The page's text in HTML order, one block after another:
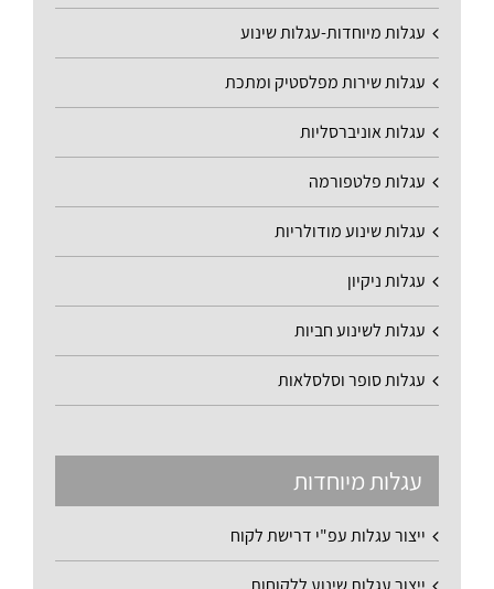
עגלות מיוחדות-עגלות שינוע
עגלות שירות מפלסטיק ומתכת
עגלות אוניברסליות
עגלות פלטפורמה
עגלות שינוע מודולריות
עגלות ניקיון
עגלות לשינוע חביות
עגלות סופר וסלסלאות
עגלות מיוחדות
ייצור עגלות עפ"י דרישת לקוח